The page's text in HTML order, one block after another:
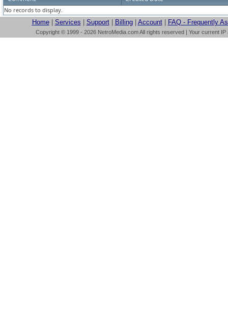
No records to display.
Home| Services Support| Billing| Account| FAQ - Frequently
Copyright © 1999 - 2026 NetroMedia.com All rights reserved | Your current